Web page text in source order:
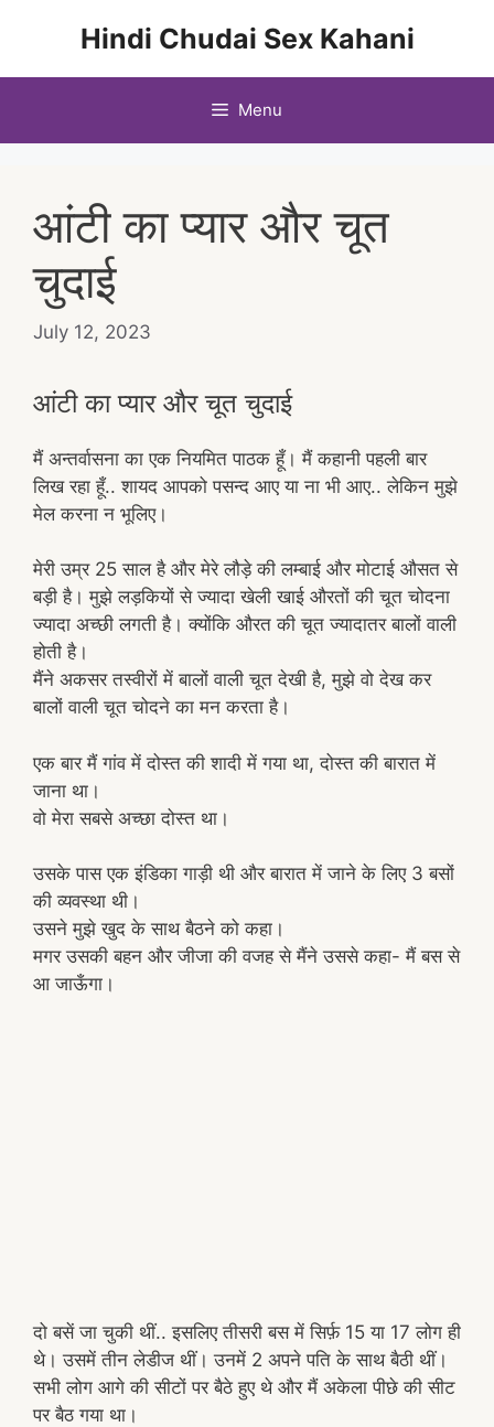
Hindi Chudai Sex Kahani
Menu
आंटी का प्यार और चूत
चुदाई
July 12, 2023
आंटी का प्यार और चूत चुदाई
मैं अन्तर्वासना का एक नियमित पाठक हूँ। मैं कहानी पहली बार
लिख रहा हूँ.. शायद आपको पसन्द आए या ना भी आए.. लेकिन मुझे
मेल करना न भूलिए।
मेरी उम्र 25 साल है और मेरे लौड़े की लम्बाई और मोटाई औसत से
बड़ी है। मुझे लड़कियों से ज्यादा खेली खाई औरतों की चूत चोदना
ज्यादा अच्छी लगती है। क्योंकि औरत की चूत ज्यादातर बालों वाली
होती है।
मैंने अकसर तस्वीरों में बालों वाली चूत देखी है, मुझे वो देख कर
बालों वाली चूत चोदने का मन करता है।
एक बार मैं गांव में दोस्त की शादी में गया था, दोस्त की बारात में
जाना था।
वो मेरा सबसे अच्छा दोस्त था।
उसके पास एक इंडिका गाड़ी थी और बारात में जाने के लिए 3 बसों
की व्यवस्था थी।
उसने मुझे खुद के साथ बैठने को कहा।
मगर उसकी बहन और जीजा की वजह से मैंने उससे कहा- मैं बस से
आ जाऊँगा।
दो बसें जा चुकी थीं.. इसलिए तीसरी बस में सिर्फ़ 15 या 17 लोग ही
थे। उसमें तीन लेडीज थीं। उनमें 2 अपने पति के साथ बैठी थीं।
सभी लोग आगे की सीटों पर बैठे हुए थे और मैं अकेला पीछे की सीट
पर बैठ गया था।